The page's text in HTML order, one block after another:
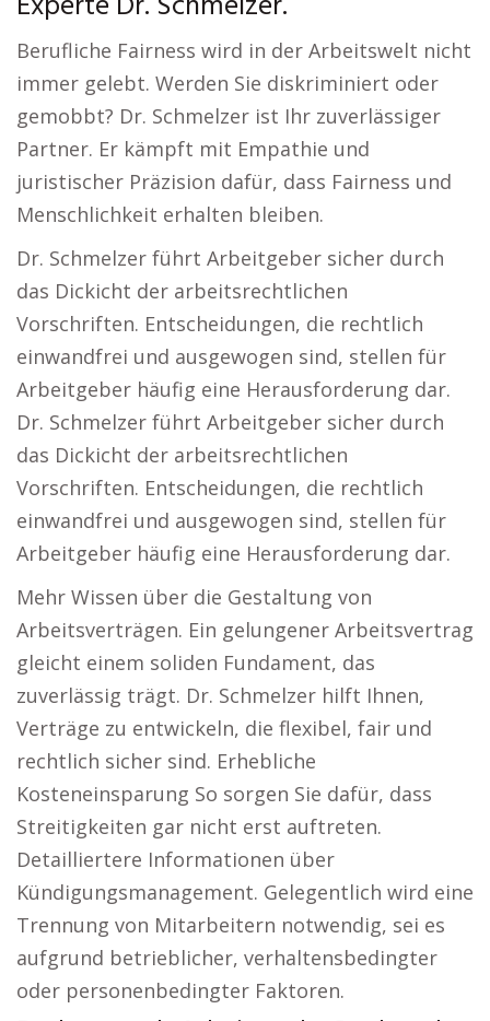
Berufliche Fairness wird in der Arbeitswelt nicht
immer gelebt. Werden Sie diskriminiert oder
gemobbt? Dr. Schmelzer ist Ihr zuverlässiger
Partner. Er kämpft mit Empathie und
juristischer Präzision dafür, dass Fairness und
Menschlichkeit erhalten bleiben.
Dr. Schmelzer führt Arbeitgeber sicher durch
das Dickicht der arbeitsrechtlichen
Vorschriften. Entscheidungen, die rechtlich
einwandfrei und ausgewogen sind, stellen für
Arbeitgeber häufig eine Herausforderung dar.
Dr. Schmelzer führt Arbeitgeber sicher durch
das Dickicht der arbeitsrechtlichen
Vorschriften. Entscheidungen, die rechtlich
einwandfrei und ausgewogen sind, stellen für
Arbeitgeber häufig eine Herausforderung dar.
Mehr Wissen über die Gestaltung von
Arbeitsverträgen. Ein gelungener Arbeitsvertrag
gleicht einem soliden Fundament, das
zuverlässig trägt. Dr. Schmelzer hilft Ihnen,
Verträge zu entwickeln, die flexibel, fair und
rechtlich sicher sind. Erhebliche
Kosteneinsparung So sorgen Sie dafür, dass
Streitigkeiten gar nicht erst auftreten.
Detailliertere Informationen über
Kündigungsmanagement. Gelegentlich wird eine
Trennung von Mitarbeitern notwendig, sei es
aufgrund betrieblicher, verhaltensbedingter
oder personenbedingter Faktoren.